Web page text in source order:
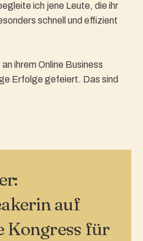
ich jene Leute, die ihr
schnell und effizient
ihrem Online Business
Erfolge gefeiert. Das sind
auf
Kongress für